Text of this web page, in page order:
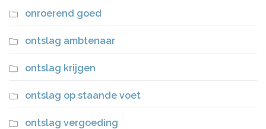
onroerend goed
ontslag ambtenaar
ontslag krijgen
ontslag op staande voet
ontslag vergoeding